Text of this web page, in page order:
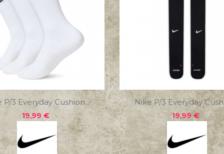
P/3 Everyday Cushion...
Precio
19,99 €
Nike P/3 Everyday
Precio
19,99 €